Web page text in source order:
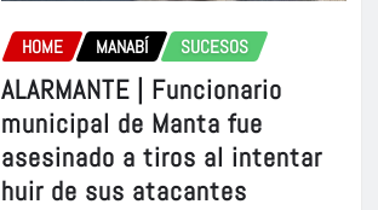
HOME MANABÍ SUCESOS
ALARMANTE | Funcionario
municipal de Manta fue
asesinado a tiros al intentar
huir de sus atacantes